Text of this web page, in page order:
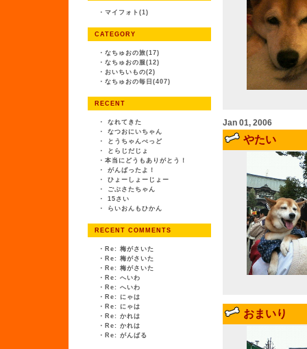
・ マイフォト(1)
CATEGORY
・ なちゅおの旅(17)
・ なちゅおの服(12)
・ おいちいもの(2)
・ なちゅおの毎日(407)
RECENT
・
なれてきた
・
なつおにいちゃん
・
とうちゃんべっど
・
とらじだじょ
・ 本当にどうもありがとう！
・
がんばったよ！
・
ひょーしょーじょー
・
ごぶさたちゃん
・
15さい
・
らいおんもひかん
RECENT COMMENTS
・ Re: 梅がさいた
・ Re: 梅がさいた
・ Re: 梅がさいた
・ Re: へいわ
・ Re: へいわ
・ Re: にゃは
・ Re: にゃは
・ Re: かれは
・ Re: かれは
・ Re: がんばる
Jan 01, 2006
やたい
おまいり